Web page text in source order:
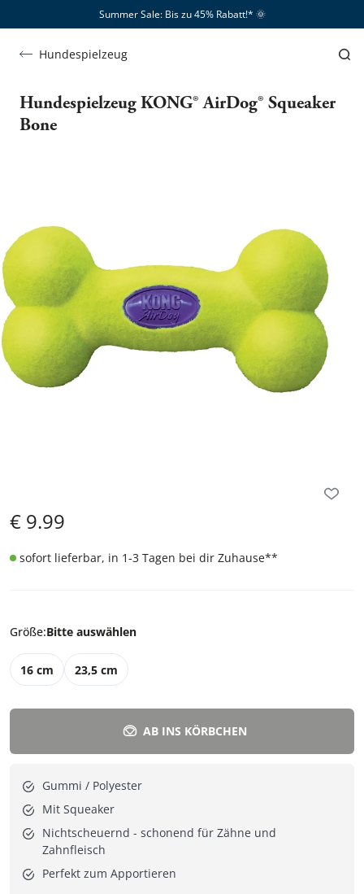
Summer Sale: Bis zu 45% Rabatt!*​ 🌞
Hundespielzeug
Hundespielzeug KONG® AirDog® Squeaker
Bone
€ 9.99
sofort lieferbar, in 1-3 Tagen bei dir Zuhause**
Größe:Bitte auswählen
16 cm 23,5 cm
AB INS KÖRBCHEN
Gummi / Polyester
Mit Squeaker
Nichtscheuernd - schonend für Zähne und
Zahnfleisch
Perfekt zum Apportieren